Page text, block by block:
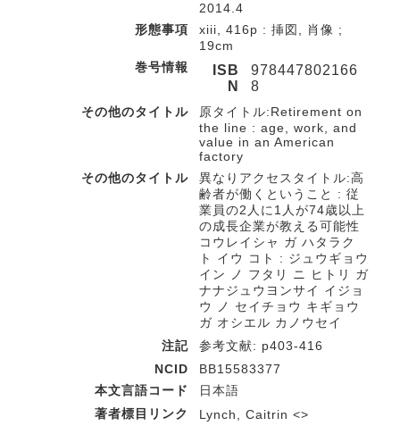
2014.4
形態事項
xiii, 416p : 挿図, 肖像 ;
19cm
巻号情報
ISB
N
978447802166
8
その他のタイトル
原タイトル:Retirement on
the line : age, work, and
value in an American
factory
その他のタイトル
異なりアクセスタイトル:高
齢者が働くということ : 従
業員の2人に1人が74歳以上
の成長企業が教える可能性
コウレイシャ ガ ハタラク
ト イウ コト : ジュウギョウ
イン ノ フタリ ニ ヒトリ ガ
ナナジュウヨンサイ イジョ
ウ ノ セイチョウ キギョウ
ガ オシエル カノウセイ
注記
参考文献: p403-416
NCID
BB15583377
本文言語コード
日本語
著者標目リンク
Lynch, Caitrin <>